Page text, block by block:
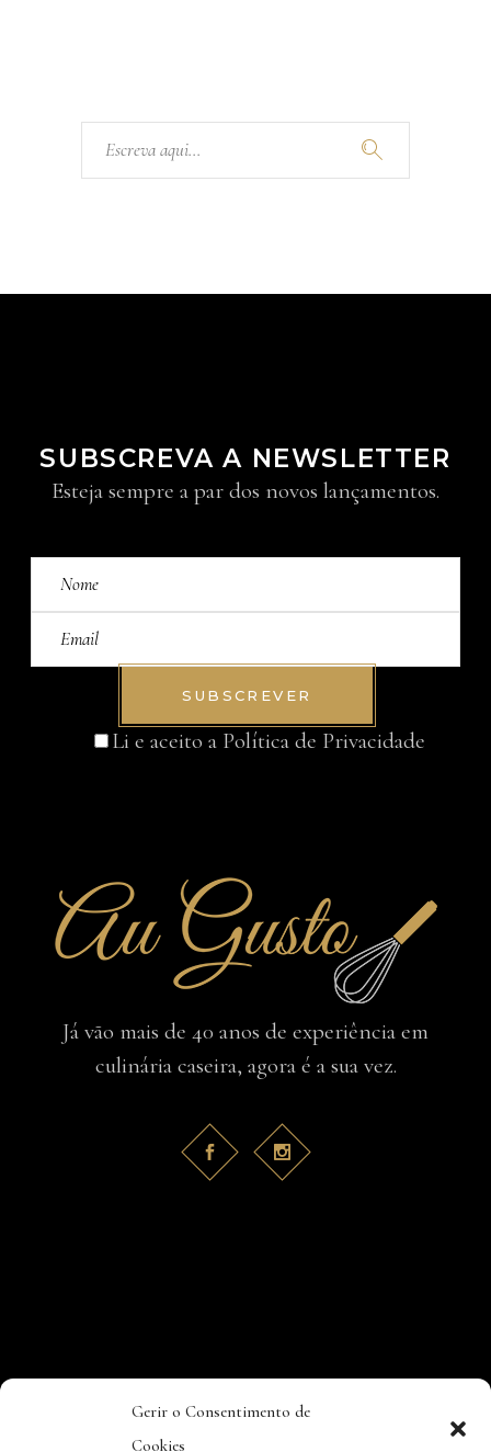
Gerir o Consentimento de
Cookies
SUBSCREVA A NEWSLETTER
Esteja sempre a par dos novos lançamentos.
SUBSCREVER
Li e aceito a Política de Privacidade
Já vão mais de 40 anos de experiência em
culinária caseira, agora é a sua vez.